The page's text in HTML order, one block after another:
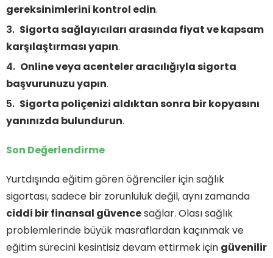
gereksinimlerini kontrol edin.
Sigorta sağlayıcıları arasında fiyat ve kapsam
karşılaştırması yapın.
Online veya acenteler aracılığıyla sigorta
başvurunuzu yapın.
Sigorta poliçenizi aldıktan sonra bir kopyasını
yanınızda bulundurun.
Son Değerlendirme
Yurtdışında eğitim gören öğrenciler için sağlık
sigortası, sadece bir zorunluluk değil, aynı zamanda
ciddi bir finansal güvencesağlar. Olası sağlık
problemlerinde büyük masraflardan kaçınmak ve
eğitim sürecini kesintisiz devam ettirmek için güvenilir